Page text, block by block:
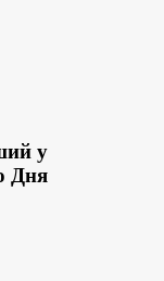
у
Дня